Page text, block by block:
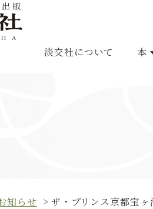
版
淡交社について 本
知らせ ザ・プリンス京都宝